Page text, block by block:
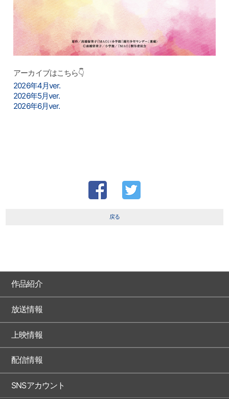
アーカイブはこちら👇
2026年4月ver.
2026年5月ver.
2026年6月ver.
戻る
作品紹介
放送情報
上映情報
配信情報
SNSアカウント